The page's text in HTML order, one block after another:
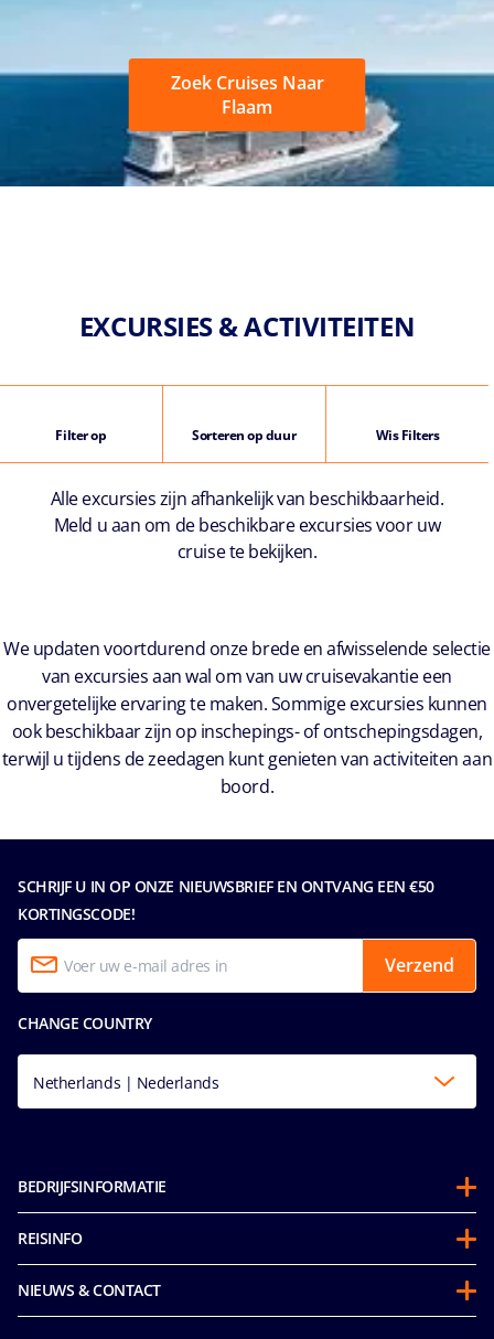
Zoek Cruises Naar
Flaam
EXCURSIES & ACTIVITEITEN
Filter op Sorteren op duur Wis Filters
Alle excursies zijn afhankelijk van beschikbaarheid.
Meld u aan om de beschikbare excursies voor uw
cruise te bekijken.
We updaten voortdurend onze brede en afwisselende selectie
van excursies aan wal om van uw cruisevakantie een
onvergetelijke ervaring te maken. Sommige excursies kunnen
ook beschikbaar zijn op inschepings- of ontschepingsdagen,
terwijl u tijdens de zeedagen kunt genieten van activiteiten aan
boord.
SCHRIJF U IN OP ONZE NIEUWSBRIEF EN ONTVANG EEN €50
KORTINGSCODE!
Verzend
CHANGE COUNTRY
Netherlands | Nederlands
BEDRIJFSINFORMATIE
Duurzaamheid
Integriteit & Naleving
REISINFO
NIEUWS & CONTACT